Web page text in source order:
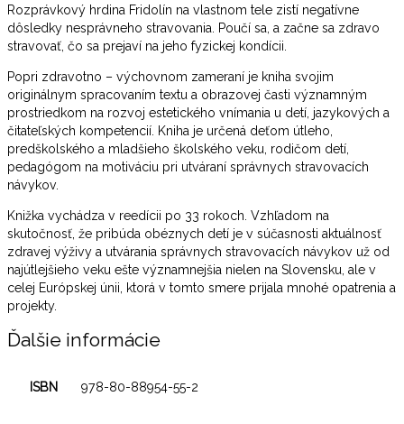
Rozprávkový hrdina Fridolín na vlastnom tele zistí negatívne
dôsledky nesprávneho stravovania. Poučí sa, a začne sa zdravo
stravovať, čo sa prejaví na jeho fyzickej kondícii.
Popri zdravotno – výchovnom zameraní je kniha svojim
originálnym spracovaním textu a obrazovej časti významným
prostriedkom na rozvoj estetického vnímania u detí, jazykových a
čitateľských kompetencií. Kniha je určená deťom útleho,
predškolského a mladšieho školského veku, rodičom detí,
pedagógom na motiváciu pri utváraní správnych stravovacích
návykov.
Knižka vychádza v reedícii po 33 rokoch. Vzhľadom na
skutočnosť, že pribúda obéznych detí je v súčasnosti aktuálnosť
zdravej výživy a utvárania správnych stravovacích návykov už od
najútlejšieho veku ešte významnejšia nielen na Slovensku, ale v
celej Európskej únii, ktorá v tomto smere prijala mnohé opatrenia a
projekty.
Ďalšie informácie
ISBN 978-80-88954-55-2